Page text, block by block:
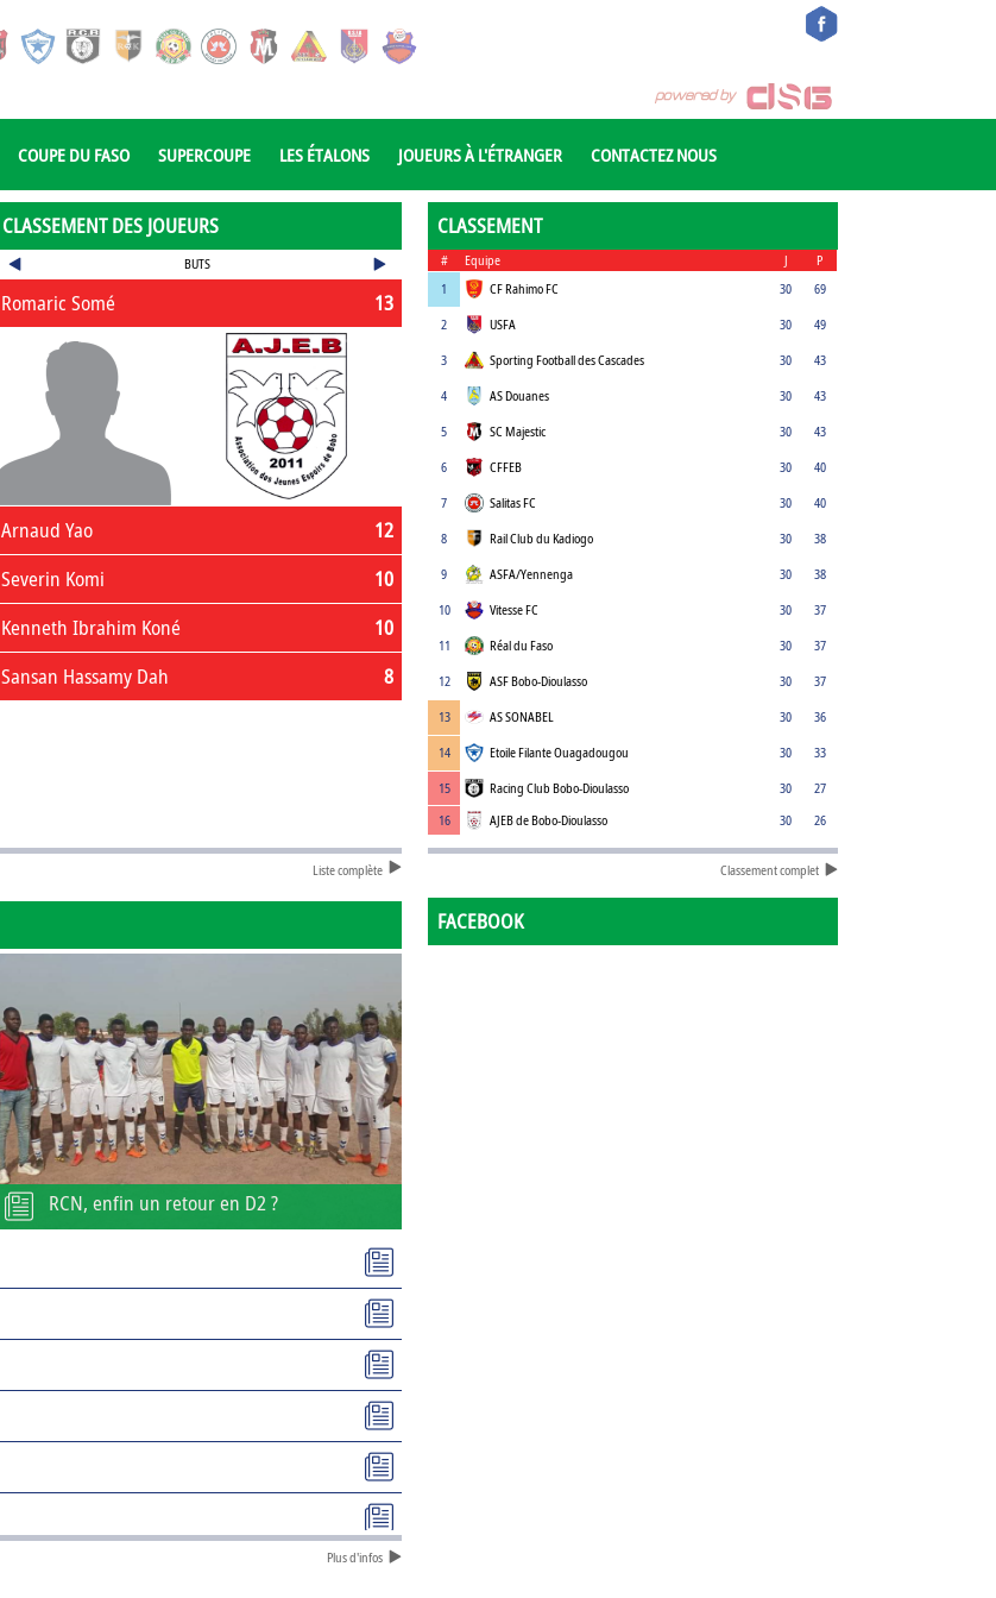
COUPE DU FASO SUPERCOUPE LES ÉTALONS JOUEURS À L'ÉTRANGER CONTACTEZ NOUS
CLASSEMENT DES JOUEURS
BUTS
13
Romaric Somé
12
Arnaud Yao
10
Severin Komi
10
Kenneth Ibrahim Koné
8
Sansan Hassamy Dah
Liste complète
CLASSEMENT
# Equipe J
P
1
CF Rahimo FC 30
69
2
USFA 30
49
3
Sporting Football des Cascades 30
43
4
AS Douanes 30
43
5
SC Majestic 30
43
6
CFFEB 30
40
7
Salitas FC 30
40
8
Rail Club du Kadiogo 30
38
9
ASFA/Yennenga 30
38
10
Vitesse FC 30
37
11
Réal du Faso 30
37
12
ASF Bobo-Dioulasso 30
37
13
AS SONABEL 30
36
14
Etoile Filante Ouagadougou 30
33
15
Racing Club Bobo-Dioulasso 30
27
16
AJEB de Bobo-Dioulasso 30 26
Classement complet
RCN, enfin un retour en D2 ?
Plus d'infos
FACEBOOK